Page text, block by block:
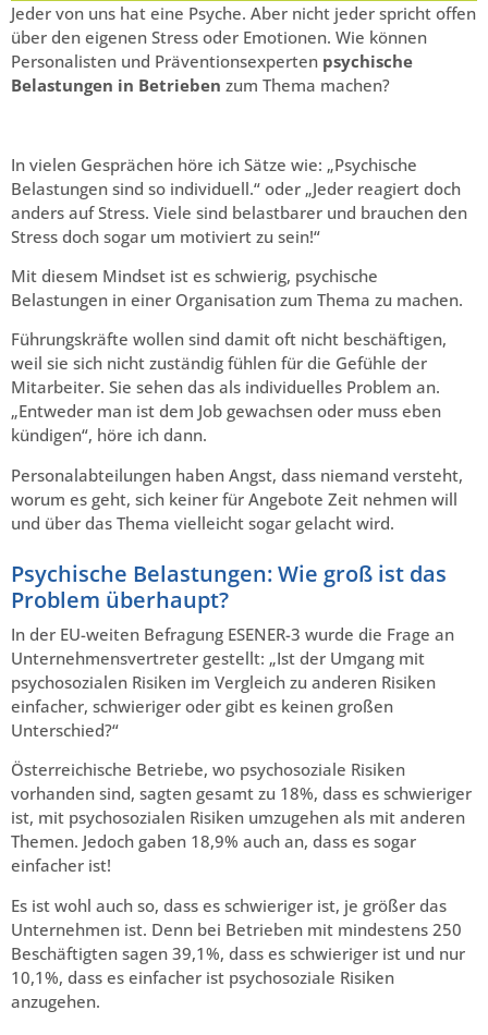
Jeder von uns hat eine Psyche. Aber nicht jeder spricht offen
über den eigenen Stress oder Emotionen. Wie können
Personalisten und Präventionsexperten psychische
Belastungen in Betrieben zum Thema machen?
In vielen Gesprächen höre ich Sätze wie: „Psychische
Belastungen sind so individuell.“ oder „Jeder reagiert doch
anders auf Stress. Viele sind belastbarer und brauchen den
Stress doch sogar um motiviert zu sein!“
Mit diesem Mindset ist es schwierig, psychische
Belastungen in einer Organisation zum Thema zu machen.
Führungskräfte wollen sind damit oft nicht beschäftigen,
weil sie sich nicht zuständig fühlen für die Gefühle der
Mitarbeiter. Sie sehen das als individuelles Problem an.
„Entweder man ist dem Job gewachsen oder muss eben
kündigen“, höre ich dann.
Personalabteilungen haben Angst, dass niemand versteht,
worum es geht, sich keiner für Angebote Zeit nehmen will
und über das Thema vielleicht sogar gelacht wird.
Psychische Belastungen: Wie groß ist das
Problem überhaupt?
In der EU-weiten Befragung ESENER-3 wurde die Frage an
Unternehmensvertreter gestellt: „Ist der Umgang mit
psychosozialen Risiken im Vergleich zu anderen Risiken
einfacher, schwieriger oder gibt es keinen großen
Unterschied?“
Österreichische Betriebe, wo psychosoziale Risiken
vorhanden sind, sagten gesamt zu 18%, dass es schwieriger
ist, mit psychosozialen Risiken umzugehen als mit anderen
Themen. Jedoch gaben 18,9% auch an, dass es sogar
einfacher ist!
Es ist wohl auch so, dass es schwieriger ist, je größer das
Unternehmen ist. Denn bei Betrieben mit mindestens 250
Beschäftigten sagen 39,1%, dass es schwieriger ist und nur
10,1%, dass es einfacher ist psychosoziale Risiken
anzugehen.